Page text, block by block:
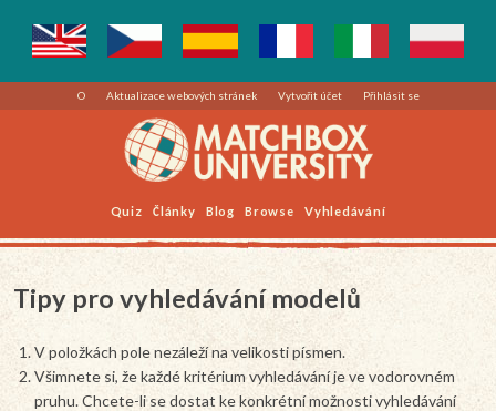
O Aktualizace webových stránek Vytvořit účet Přihlásit se
Quiz Články Blog Browse Vyhledávání
Tipy pro vyhledávání modelů
V položkách pole nezáleží na velikosti písmen.
Všimnete si, že každé kritérium vyhledávání je ve vodorovném
pruhu. Chcete-li se dostat ke konkrétní možnosti vyhledávání